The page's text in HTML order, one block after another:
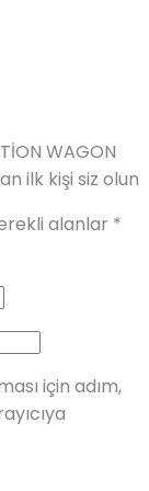
WAGON
ilk kişi siz olun
alanlar *
için adım,